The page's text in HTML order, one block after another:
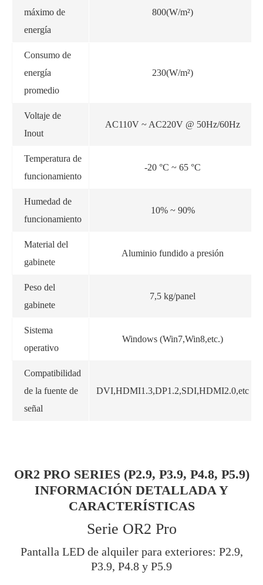
máximo de
energía
800(W/m²)
Consumo de
energía
promedio
230(W/m²)
Voltaje de
Inout
AC110V ~ AC220V @ 50Hz/60Hz
Temperatura de
funcionamiento
-20 °C ~ 65 °C
Humedad de
funcionamiento
10% ~ 90%
Material del
gabinete
Aluminio fundido a presión
Peso del
gabinete
7,5 kg/panel
Sistema
operativo
Windows (Win7,Win8,etc.)
Compatibilidad
de la fuente de
señal
DVI,HDMI1.3,DP1.2,SDI,HDMI2.0,etc
OR2 PRO SERIES (P2.9, P3.9, P4.8, P5.9)
INFORMACIÓN DETALLADA Y
CARACTERÍSTICAS
Serie OR2 Pro
Pantalla LED de alquiler para exteriores: P2.9,
P3.9, P4.8 y P5.9